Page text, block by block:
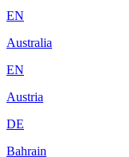
EN
Australia
EN
Austria
DE
Bahrain